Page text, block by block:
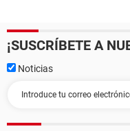
¡SUSCRÍBETE A
Noticias